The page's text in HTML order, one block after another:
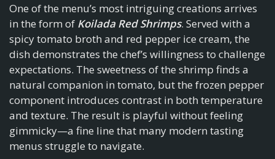
One of the menu’s most intriguing creations arrives
in the form of Koilada Red Shrimps. Served with a
spicy tomato broth and red pepper ice cream, the
dish demonstrates the chef’s willingness to challenge
expectations. The sweetness of the shrimp finds a
natural companion in tomato, but the frozen pepper
component introduces contrast in both temperature
and texture. The result is playful without feeling
gimmicky—a fine line that many modern tasting
menus struggle to navigate.